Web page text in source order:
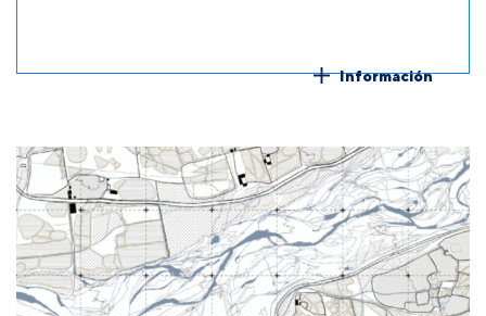
Información